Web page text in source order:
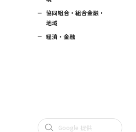
協同組合・組合金融・
地域
経済・金融